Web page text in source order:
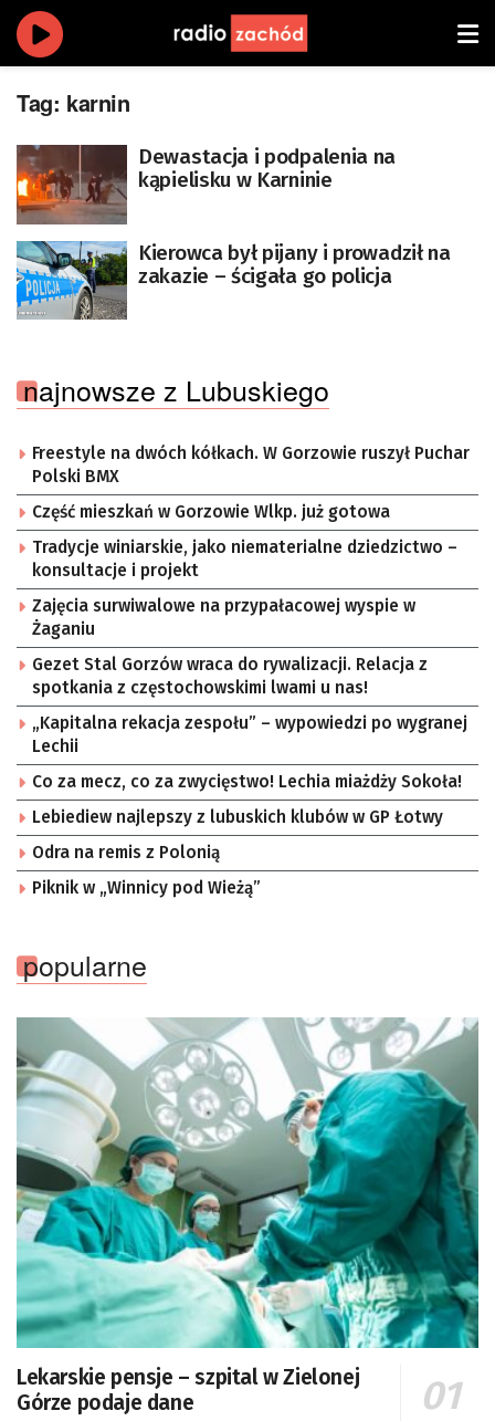
Tag: karnin
Dewastacja i podpalenia na
kąpielisku w Karninie
Kierowca był pijany i prowadził na
zakazie – ścigała go policja
najnowsze z Lubuskiego
Freestyle na dwóch kółkach. W Gorzowie ruszył Puchar
Polski BMX
Część mieszkań w Gorzowie Wlkp. już gotowa
Tradycje winiarskie, jako niematerialne dziedzictwo –
konsultacje i projekt
Zajęcia surwiwalowe na przypałacowej wyspie w
Żaganiu
Gezet Stal Gorzów wraca do rywalizacji. Relacja z
spotkania z częstochowskimi lwami u nas!
„Kapitalna rekacja zespołu” – wypowiedzi po wygranej
Lechii
Co za mecz, co za zwycięstwo! Lechia miażdży Sokoła!
Lebiediew najlepszy z lubuskich klubów w GP Łotwy
Odra na remis z Polonią
Piknik w „Winnicy pod Wieżą”
popularne
Lekarskie pensje – szpital w Zielonej
Górze podaje dane